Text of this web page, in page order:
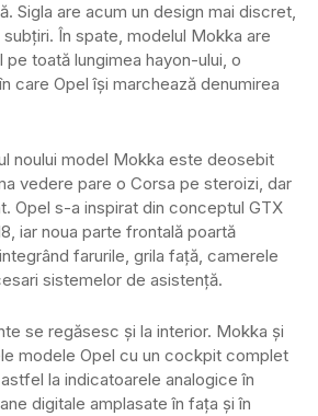
Sigla are acum un design mai discret,
În spate, modelul Mokka are
toată lungimea hayon-ului, o
care Opel își marchează denumirea
noului model Mokka este deosebit
vedere pare o Corsa pe steroizi, dar
Opel s-a inspirat din conceptul GTX
iar noua parte frontală poartă
farurile, grila față, camerele
sistemelor de asistență.
se regăsesc și la interior. Mokka și
modele Opel cu un cockpit complet
la indicatoarele analogice în
digitale amplasate în fața și în